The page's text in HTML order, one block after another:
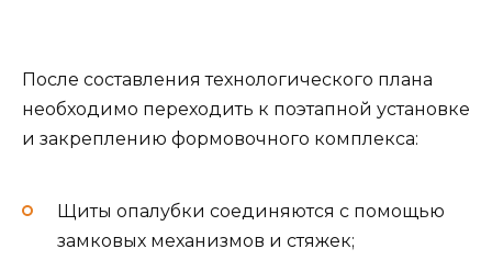
После составления технологического плана
необходимо переходить к поэтапной установке
и закреплению формовочного комплекса:
Щиты опалубки соединяются с помощью
замковых механизмов и стяжек;